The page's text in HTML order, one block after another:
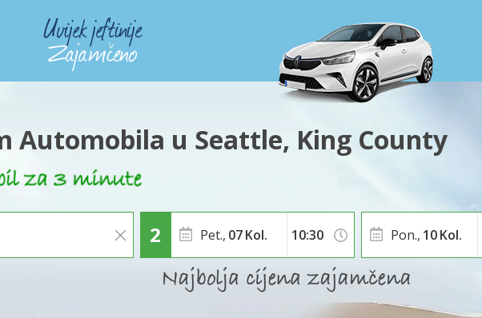
Deutsch
Polski
Română
العربية
Automobila u Seattle, King County
Pet., 07Kol. Pon., 10Kol.